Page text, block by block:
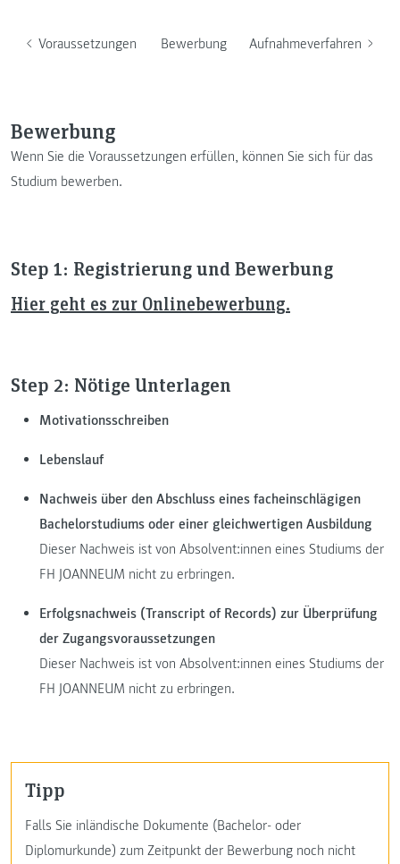
Voraussetzungen Bewerbung Aufnahmeverfahren
Bewerbung
Wenn Sie die Voraussetzungen erfüllen, können Sie sich für das
Studium bewerben.
Step 1: Registrierung und Bewerbung
Hier geht es zur Onlinebewerbung.
Step 2: Nötige Unterlagen
Motivationsschreiben
Lebenslauf
Nachweis über den Abschluss eines facheinschlägigen
Bachelorstudiums oder einer gleichwertigen Ausbildung
Dieser Nachweis ist von Absolvent:innen eines Studiums der
FH JOANNEUM nicht zu erbringen.
Erfolgsnachweis (Transcript of Records) zur Überprüfung
der Zugangsvoraussetzungen
Dieser Nachweis ist von Absolvent:innen eines Studiums der
FH JOANNEUM nicht zu erbringen.
Tipp
Falls Sie inländische Dokumente (Bachelor- oder
Diplomurkunde) zum Zeitpunkt der Bewerbung noch nicht